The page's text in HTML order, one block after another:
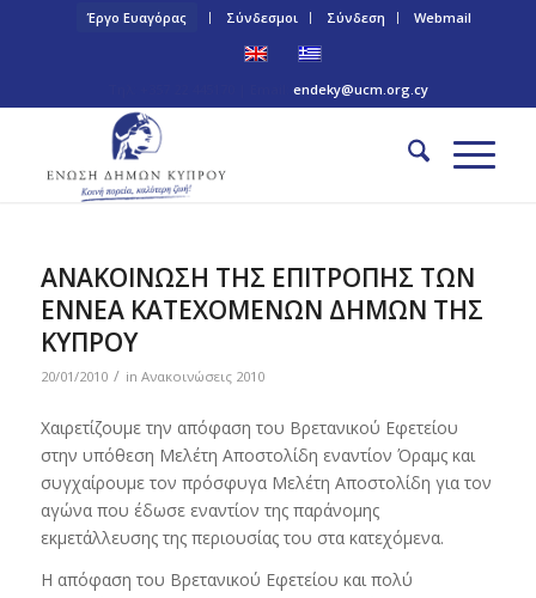
Έργο Ευαγόρας Σύνδεσμοι Σύνδεση Webmail
endeky@ucm.org.cy
ΑΝΑΚΟΙΝΩΣΗ ΤΗΣ ΕΠΙΤΡΟΠΗΣ ΤΩΝ
ΕΝΝΕΑ ΚΑΤΕΧΟΜΕΝΩΝ ΔΗΜΩΝ ΤΗΣ
ΚΥΠΡΟΥ
20/01/2010 / in Ανακοινώσεις 2010
Χαιρετίζουμε την απόφαση του Βρετανικού Εφετείου
στην υπόθεση Μελέτη Αποστολίδη εναντίον Όραμς και
συγχαίρουμε τον πρόσφυγα Μελέτη Αποστολίδη για τον
αγώνα που έδωσε εναντίον της παράνομης
εκμετάλλευσης της περιουσίας του στα κατεχόμενα.
Η απόφαση του Βρετανικού Εφετείου και πολύ